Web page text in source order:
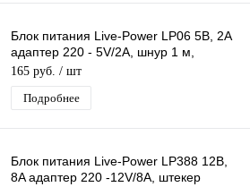
Блок питания Live-Power LP06 5В, 2А
адаптер 220 - 5V/2A, шнур 1 м,
штекер 4,0*1,7 мм
165 руб. / шт
Подробнее
Блок питания Live-Power LP388 12В,
8A адаптер 220 -12V/8A, штекер